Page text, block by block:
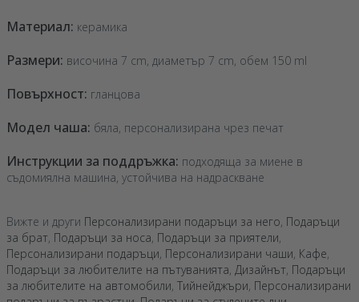
Материал: керамика
Размери: височина 7 cm, диаметър 7 cm, обем 150 ml
Повърхност: гланцова
Модел чаша: бяла, персонализирана чрез печат
Инструкции за поддръжка: подходяща за миене в
съдомиялна машина, устойчива на надраскване
Вижте и други Персонализирани подаръци за него, Подаръци
за брат, Подаръци за носа, Подаръци за приятели,
Персонализирани подаръци, Персонализирани чаши, Кафе,
Подаръци за любителите на пътуванията, Дизайнът, Подаръци
за любителите на автомобили, Тийнейджъри, Персонализирани